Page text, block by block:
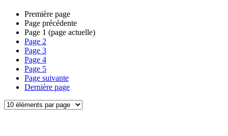
Première page
Page précédente
Page 1 (page actuelle)
Page 2
Page 3
Page 4
Page 5
Page suivante
Dernière page